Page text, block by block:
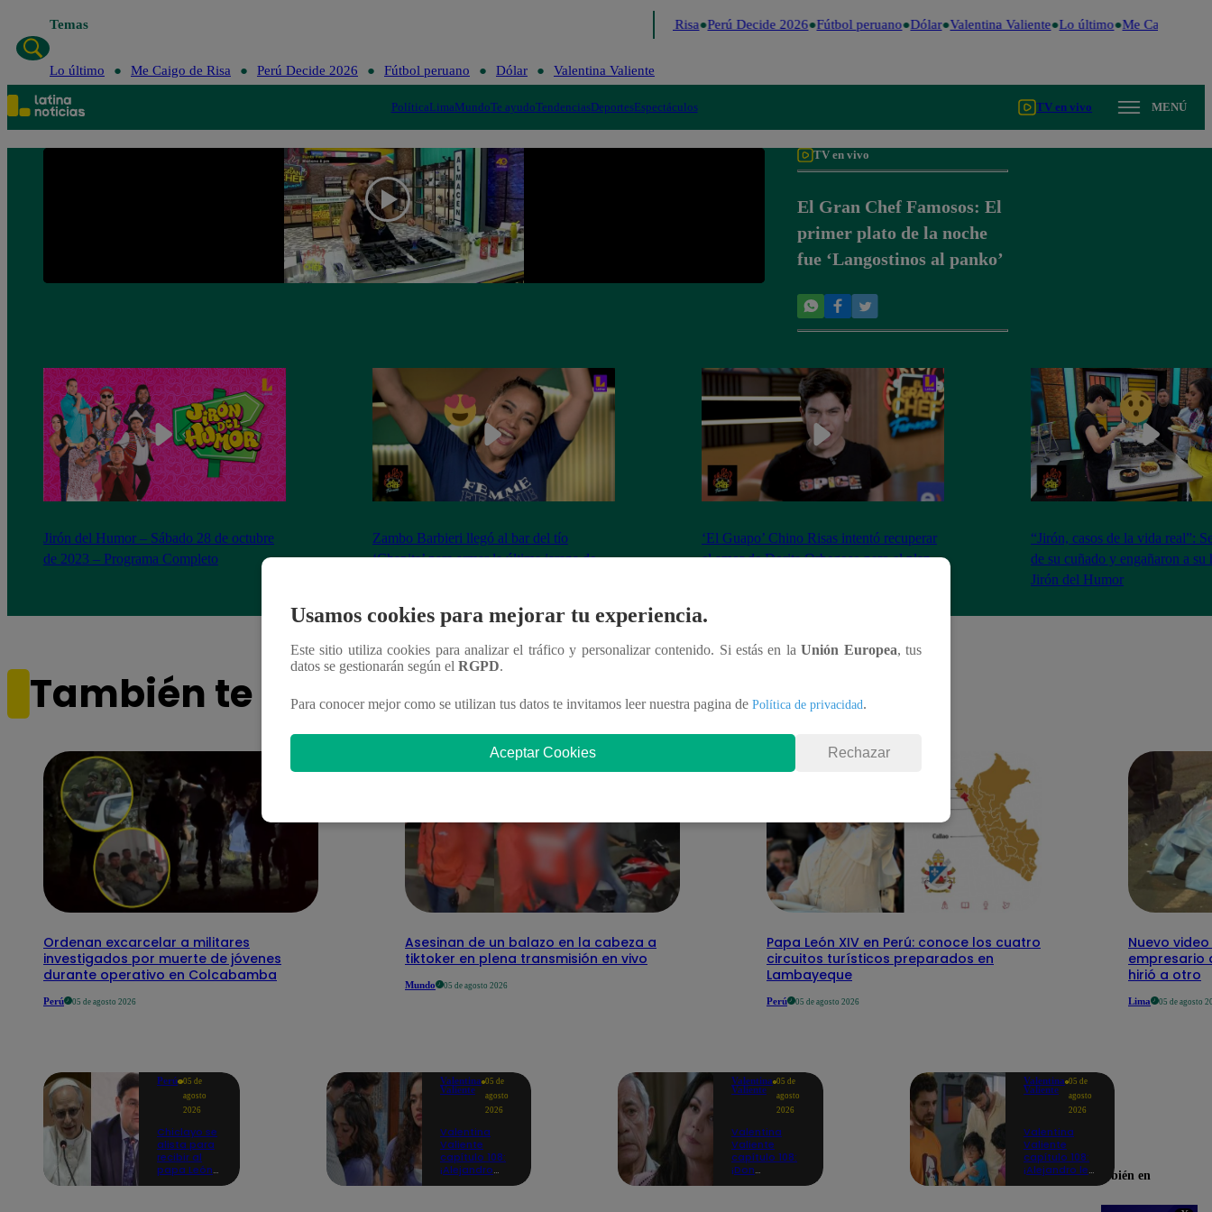
Temas Me Caigo de Risa Perú Decide 2026 Fútbol peruano Dólar Valentina Valiente Lo último Me Caigo de
Lo último Me Caigo de Risa Perú Decide 2026 Fútbol peruano Dólar Valentina Valiente
PolíticaLimaMundoTe ayudoTendenciasDeportesEspectáculos TV en vivo MENÚ
TV en vivo
El Gran Chef Famosos: El
primer plato de la noche
fue ‘Langostinos al panko’
Jirón del Humor – Sábado 28 de octubre
de 2023 – Programa Completo
Zambo Barbieri llegó al bar del tío
‘Chapita’ para armar la última jarana de
‘El Guapo’ Chino Risas intentó recuperar
el amor de Dorita Orbegoso pero el plan
“Jirón, casos de la vida real”:
de su cuñado y engañaron a su
Jirón del Humor
También te puede interesar
Ordenan excarcelar a militares
investigados por muerte de jóvenes
durante operativo en Colcabamba
Perú 05 de agosto 2026
Asesinan de un balazo en la cabeza a
tiktoker en plena transmisión en vivo
Mundo 05 de agosto 2026
Papa León XIV en Perú: conoce los cuatro
circuitos turísticos preparados en
Lambayeque
Perú 05 de agosto 2026
Nuevo
empresario
hirió a otro
Lima 05 de agosto
Perú 05 de
agosto
2026
Chiclayo se
alista para
recibir al
papa León
Valentina
Valiente
05 de
agosto
2026
Valentina
Valiente
capítulo 108:
¡Alejandro
Valentina
Valiente
05 de
agosto
2026
Valentina
Valiente
capítulo 108:
¡Don
Valentina
Valiente
05 de
agosto
2026
Valentina
Valiente
capítulo 108:
¡Alejandro le
Usamos cookies para mejorar tu experiencia.
Este sitio utiliza cookies para analizar el tráfico y personalizar contenido. Si estás en laUnión Europea, tus
datos se gestionarán según el RGPD.
Para conocer mejor como se utilizan tus datos te invitamos leer nuestra pagina de Política de privacidad.
Aceptar Cookies Rechazar
Encuéntranos también en